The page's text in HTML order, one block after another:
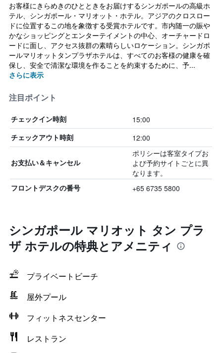
お客様にきらめきのひとときをお届けするシンガポールの高級ホ
テル、シンガポール・マリオット・ホテル。アジアのクロスロー
ドに位置するこの地を象徴する受賞ホテルです。市内随一の賑や
かなショッピングとエンターテイメントの中心、オーチャードロ
ードに面し、アクセス抜群の素晴らしいロケーション。シンガポ
ールマリオットタンプラザホテルは、すべてのお客様の健康を確
保し、安全で清潔な環境を作ることを約束するために、予...
さらに表示
注目ポイント
チェックイン時刻 15:00
チェックアウト時刻 12:00
お支払い＆キャンセル
ポリシーは客室タイプお
よび予約サイトごとに異
なります。
フロントデスクの番号 +65 6735 5800
シンガポール マリオット タン プラ
ザ ホテルの特典とアメニティ
プライベートビーチ
屋外プール
フィットネスセンター
レストラン